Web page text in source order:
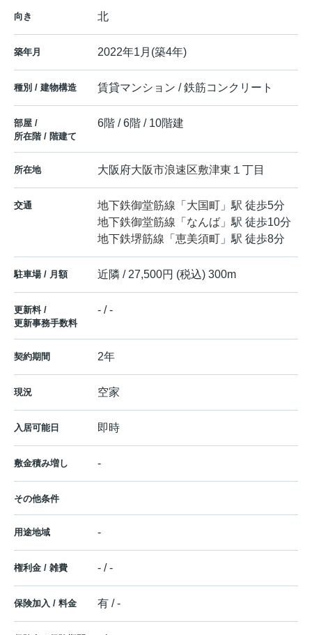
向き 北
築年月 2022年1月(築4年)
種別 / 建物構造 賃貸マンション / 鉄筋コンクリート
部屋 /
所在階 / 階建て
6階 / 6階 / 10階建
所在地 大阪府大阪市浪速区敷津東 １丁目
交通 地下鉄御堂筋線 「 大国町 」駅 徒歩5分
地下鉄御堂筋線 「 なんば 」駅 徒歩10分
地下鉄堺筋線 「 恵美須町 」駅 徒歩8分
駐車場 / 月額 近隣 / 27,500円 (税込) 300m
更新料 /
更新事務手数料
- / -
契約期間 2年
現況 空家
入居可能日 即時
敷金積み増し -
その他条件
用途地域 -
権利金 / 雑費 - / -
保険加入 / 料金 有 / -